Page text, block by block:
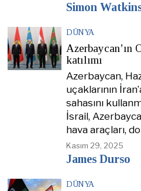
Simon
DÜNYA
Azerbaycan’ın
katılımı
Azerbaycan,
uçaklarının
sahasını
İsrail,
hava araçları,
Kasım 29, 2025
James Durso
DÜNYA